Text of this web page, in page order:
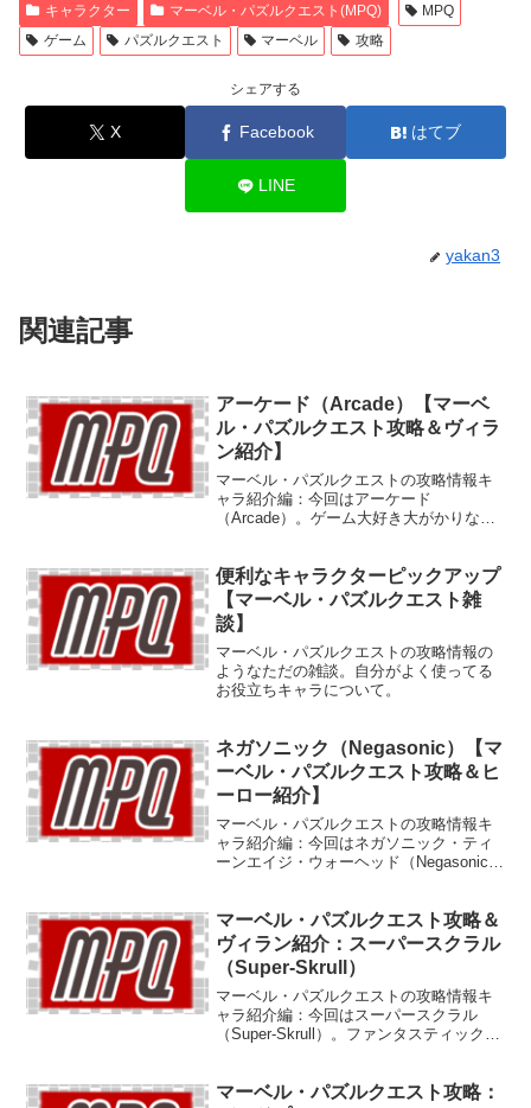
キャラクター マーベル・パズルクエスト(MPQ)
MPQ
ゲーム
パズルクエスト マーベル 攻略
シェアする
X Facebook はてブ
LINE
yakan3
関連記事
アーケード（Arcade）【マーベ
ル・パズルクエスト攻略＆ヴィラ
ン紹介】
マーベル・パズルクエストの攻略情報キ
ャラ紹介編：今回はアーケード
（Arcade）。ゲーム大好き大がかりな悪
便利なキャラクターピックアップ
【マーベル・パズルクエスト雑
談】
マーベル・パズルクエストの攻略情報の
ようなただの雑談。自分がよく使ってる
お役立ちキャラについて。
ネガソニック（Negasonic）【マ
ーベル・パズルクエスト攻略＆ヒ
ーロー紹介】
マーベル・パズルクエストの攻略情報キ
ャラ紹介編：今回はネガソニック・ティ
ーンエイジ・ウォーヘッド（Negasonic
ト。
マーベル・パズルクエスト攻略＆
ヴィラン紹介：スーパースクラル
（Super-Skrull）
マーベル・パズルクエストの攻略情報キ
ャラ紹介編：今回はスーパースクラル
（Super-Skrull）。ファンタスティックな
マーベル・パズルクエスト攻略：